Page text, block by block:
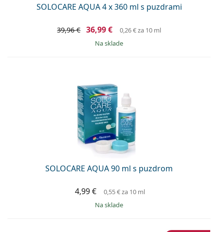
SOLOCARE AQUA 4 x 360 ml s puzdrami
39,96 € 36,99 € 0,26 €za 10 ml
na sklade
SOLOCARE AQUA 90 ml s puzdrom
4,99 € 0,55 €za 10 ml
na sklade